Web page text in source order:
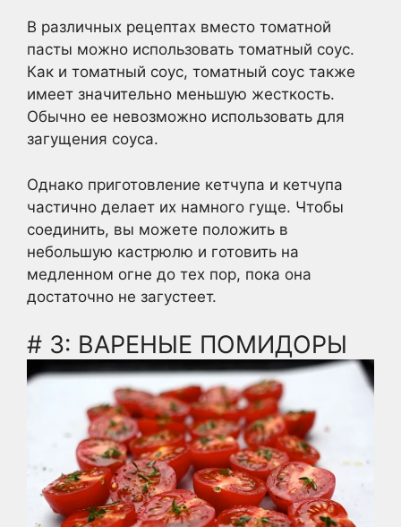
В различных рецептах вместо томатной
пасты можно использовать томатный соус.
Как и томатный соус, томатный соус также
имеет значительно меньшую жесткость.
Обычно ее невозможно использовать для
загущения соуса.
Однако приготовление кетчупа и кетчупа
частично делает их намного гуще. Чтобы
соединить, вы можете положить в
небольшую кастрюлю и готовить на
медленном огне до тех пор, пока она
достаточно не загустеет.
# 3: ВАРЕНЫЕ ПОМИДОРЫ